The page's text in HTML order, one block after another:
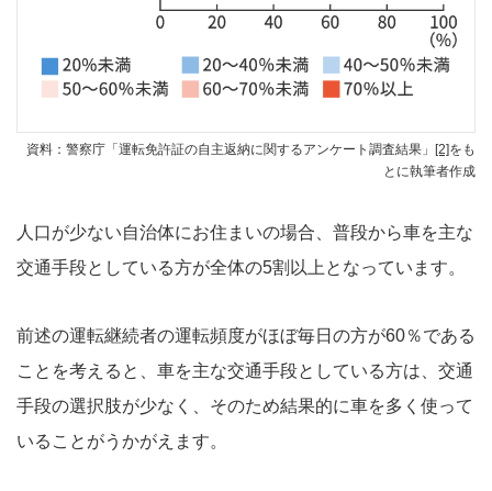
資料：警察庁「運転免許証の自主返納に関するアンケート調査結果」 [2]をも
とに執筆者作成
人口が少ない自治体にお住まいの場合、普段から車を主な
交通手段としている方が全体の5割以上となっています。
前述の運転継続者の運転頻度がほぼ毎日の方が60％である
ことを考えると、車を主な交通手段としている方は、交通
手段の選択肢が少なく、そのため結果的に車を多く使って
いることがうかがえます。